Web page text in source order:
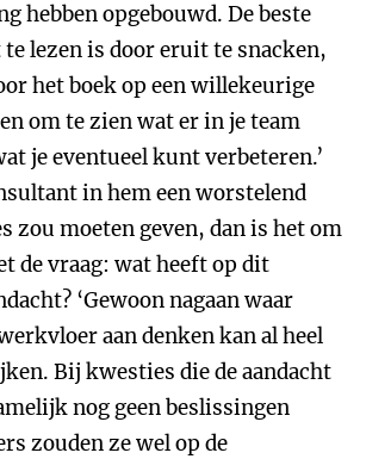
hebben opgebouwd. De beste
lezen is door eruit te snacken,
het boek op een willekeurige
om te zien wat er in je team
je eventueel kunt verbeteren.’
in hem een worstelend
zou moeten geven, dan is het om
de vraag: wat heeft op dit
‘Gewoon nagaan waar
aan denken kan al heel
Bij kwesties die de aandacht
nog geen beslissingen
zouden ze wel op de